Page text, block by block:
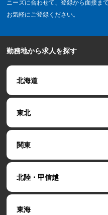
ニーズに合わせて、登録から面接ま
お気軽にご登録ください。
勤務地から求人を探す
北海道
東北
関東
北陸・甲信越
東海